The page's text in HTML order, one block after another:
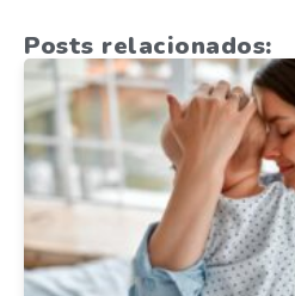
Posts relacionados: